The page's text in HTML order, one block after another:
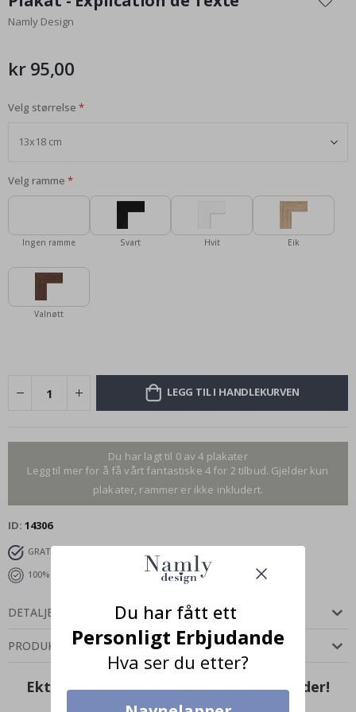
begynnelsen
av
Namly Design
kr 95,00
Velg størrelse
Velg ramme
Ingen ramme Svart Hvit Eik
Valnøtt
LEGG TIL I HANDLEKURVEN
Du har lagt til 0 av 4 plakater
Legg til mer for å få vårt fantastiske 4 for 2 tilbud. Gjelder kun
plakater, rammer er ikke inkludert.
ID 14306
GRATIS FRAKT OVER 349 KR
100% TILFREDSHETSGARANTI
DETALJER
PRODUKTOMTALER(0)
Ekte inspirasjon fra våre fornøyde kunder!
Du har fått ett
Personligt Erbjudande
Hva ser du etter?